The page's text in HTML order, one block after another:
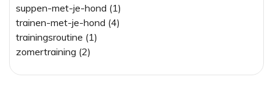
suppen-met-je-hond (1)
trainen-met-je-hond (4)
trainingsroutine (1)
zomertraining (2)